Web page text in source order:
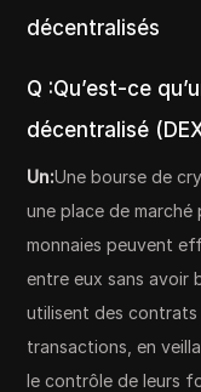
décentralisés
Q :Qu’est-ce
décentralisé
Un:Une bourse de
une place de
monnaies peuvent
entre eux sans avoir
utilisent des
transactions, en
le contrôle de leurs